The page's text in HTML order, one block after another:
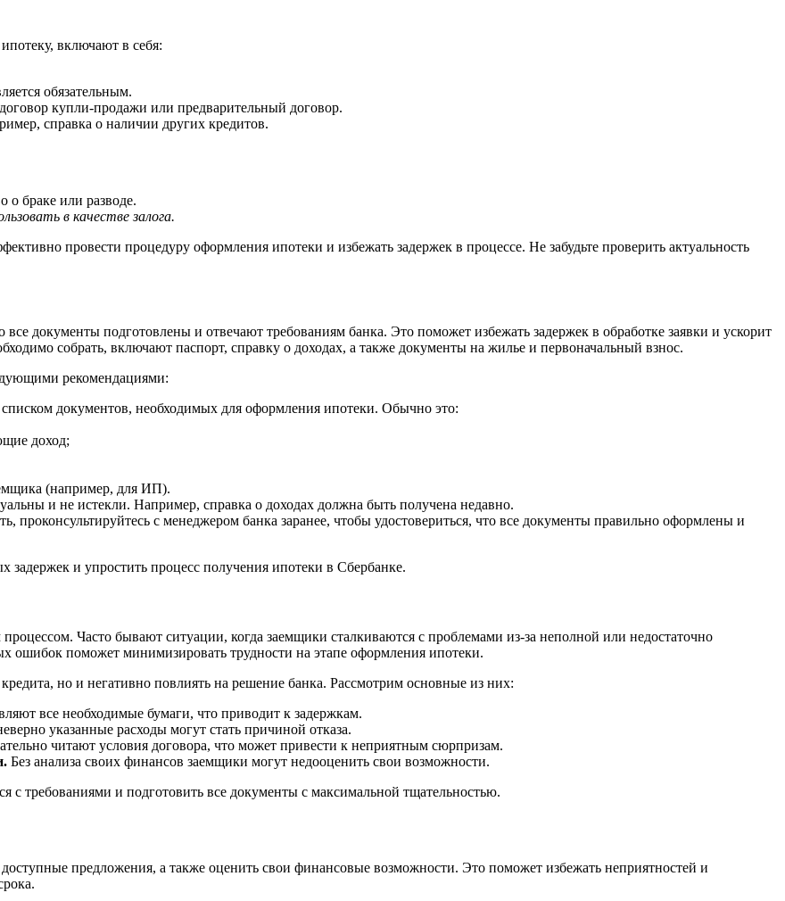
включают в себя:
обязательным.
купли-продажи или предварительный договор.
справка о наличии других кредитов.
о браке или разводе.
в качестве залога.
провести процедуру оформления ипотеки и избежать задержек в процессе. Не забудьте проверить актуальность
документы подготовлены и отвечают требованиям банка. Это поможет избежать задержек в обработке заявки и ускорит
собрать, включают паспорт, справку о доходах, а также документы на жилье и первоначальный взнос.
рекомендациями:
документов, необходимых для оформления ипотеки. Обычно это:
доход;
(например, для ИП).
и не истекли. Например, справка о доходах должна быть получена недавно.
проконсультируйтесь с менеджером банка заранее, чтобы удостовериться, что все документы правильно оформлены и
и упростить процесс получения ипотеки в Сбербанке.
Часто бывают ситуации, когда заемщики сталкиваются с проблемами из-за неполной или недостаточно
ошибок поможет минимизировать трудности на этапе оформления ипотеки.
но и негативно повлиять на решение банка. Рассмотрим основные из них:
все необходимые бумаги, что приводит к задержкам.
указанные расходы могут стать причиной отказа.
читают условия договора, что может привести к неприятным сюрпризам.
Без анализа своих финансов заемщики могут недооценить свои возможности.
с требованиями и подготовить все документы с максимальной тщательностью.
предложения, а также оценить свои финансовые возможности. Это поможет избежать неприятностей и